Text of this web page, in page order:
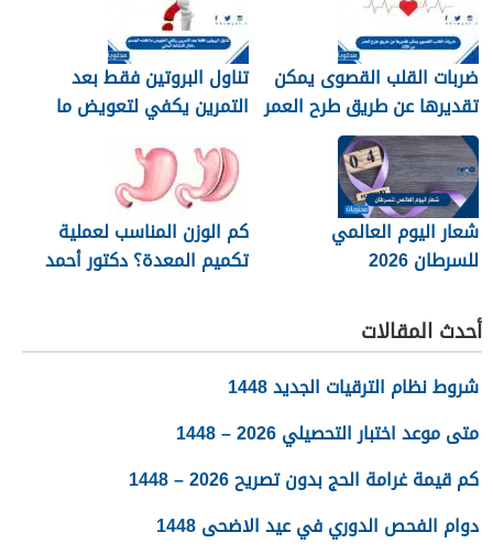
ضربات القلب القصوى يمكن
تقديرها عن طريق طرح العمر
من 220
تناول البروتين فقط بعد
التمرين يكفي لتعويض ما
فقده الجسم خلال النشاط
البدني
شعار اليوم العالمي
للسرطان 2026
كم الوزن المناسب لعملية
تكميم المعدة؟ دكتور أحمد
أحدث المقالات
شروط نظام الترقيات الجديد 1448
متى موعد اختبار التحصيلي 2026 – 1448
كم قيمة غرامة الحج بدون تصريح 2026 – 1448
دوام الفحص الدوري في عيد الاضحى 1448